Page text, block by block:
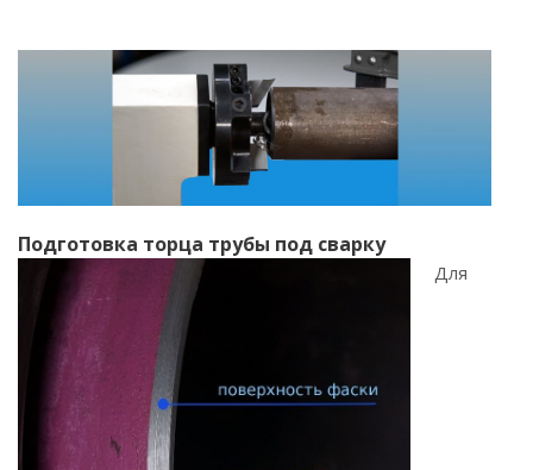
Подготовка торца трубы под сварку
Для